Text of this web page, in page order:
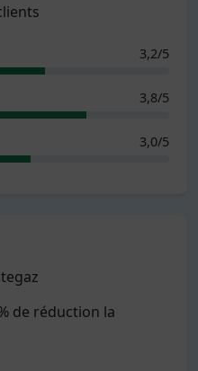
3,2/5
3,8/5
3,0/5
de réduction la